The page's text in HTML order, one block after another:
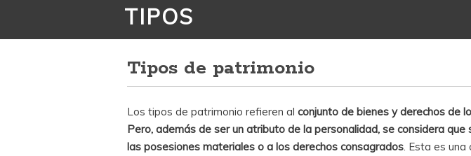
TIPOS
Tipos de patrimonio
Los tipos de patrimonio refieren alconjunto de bienes y derechos de
Pero, además de ser un atributo de la personalidad, se considera
las posesiones materiales o a los derechos consagrados . Esta es